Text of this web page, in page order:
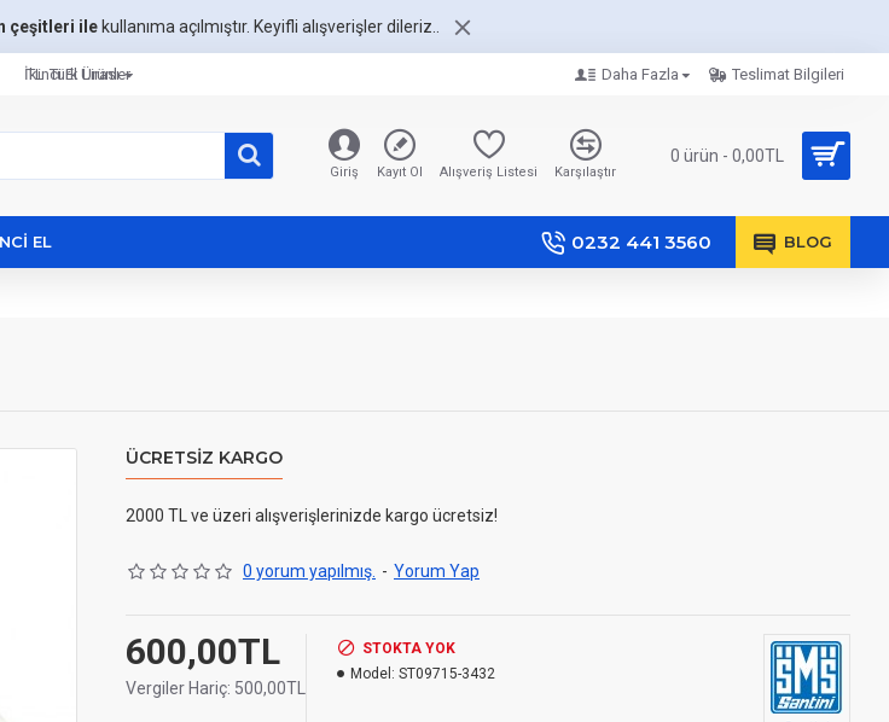
çeşitleri ilekullanıma açılmıştır. Keyifli alışverişler dileriz..
İkinci El Ürünler
TL Türk Lirası Daha Fazla Teslimat Bilgileri
Giriş Kayıt Ol Alışveriş Listesi Karşılaştır
0 ürün - 0,00TL
EL 0232 441 3560 BLOG
ÜCRETSIZ KARGO
2000 TL ve üzeri alışverişlerinizde kargo ücretsiz!
0 yorum yapılmış. - Yorum Yap
600,00TL
Vergiler Hariç: 500,00TL
STOKTA YOK
Model: ST09715-3432